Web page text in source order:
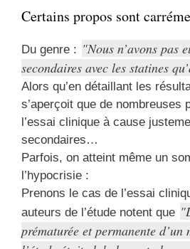
Certains propos sont
Du genre :
Nous n’avons pas
secondaires avec les statines
Alors qu’en détaillant les
s’aperçoit que de nombreuses
l’essai clinique à cause
secondaires…
Parfois, on atteint même un
l’hypocrisie :
Prenons le cas de l’essai
auteurs de l’étude notent que
prématurée et permanente d’un